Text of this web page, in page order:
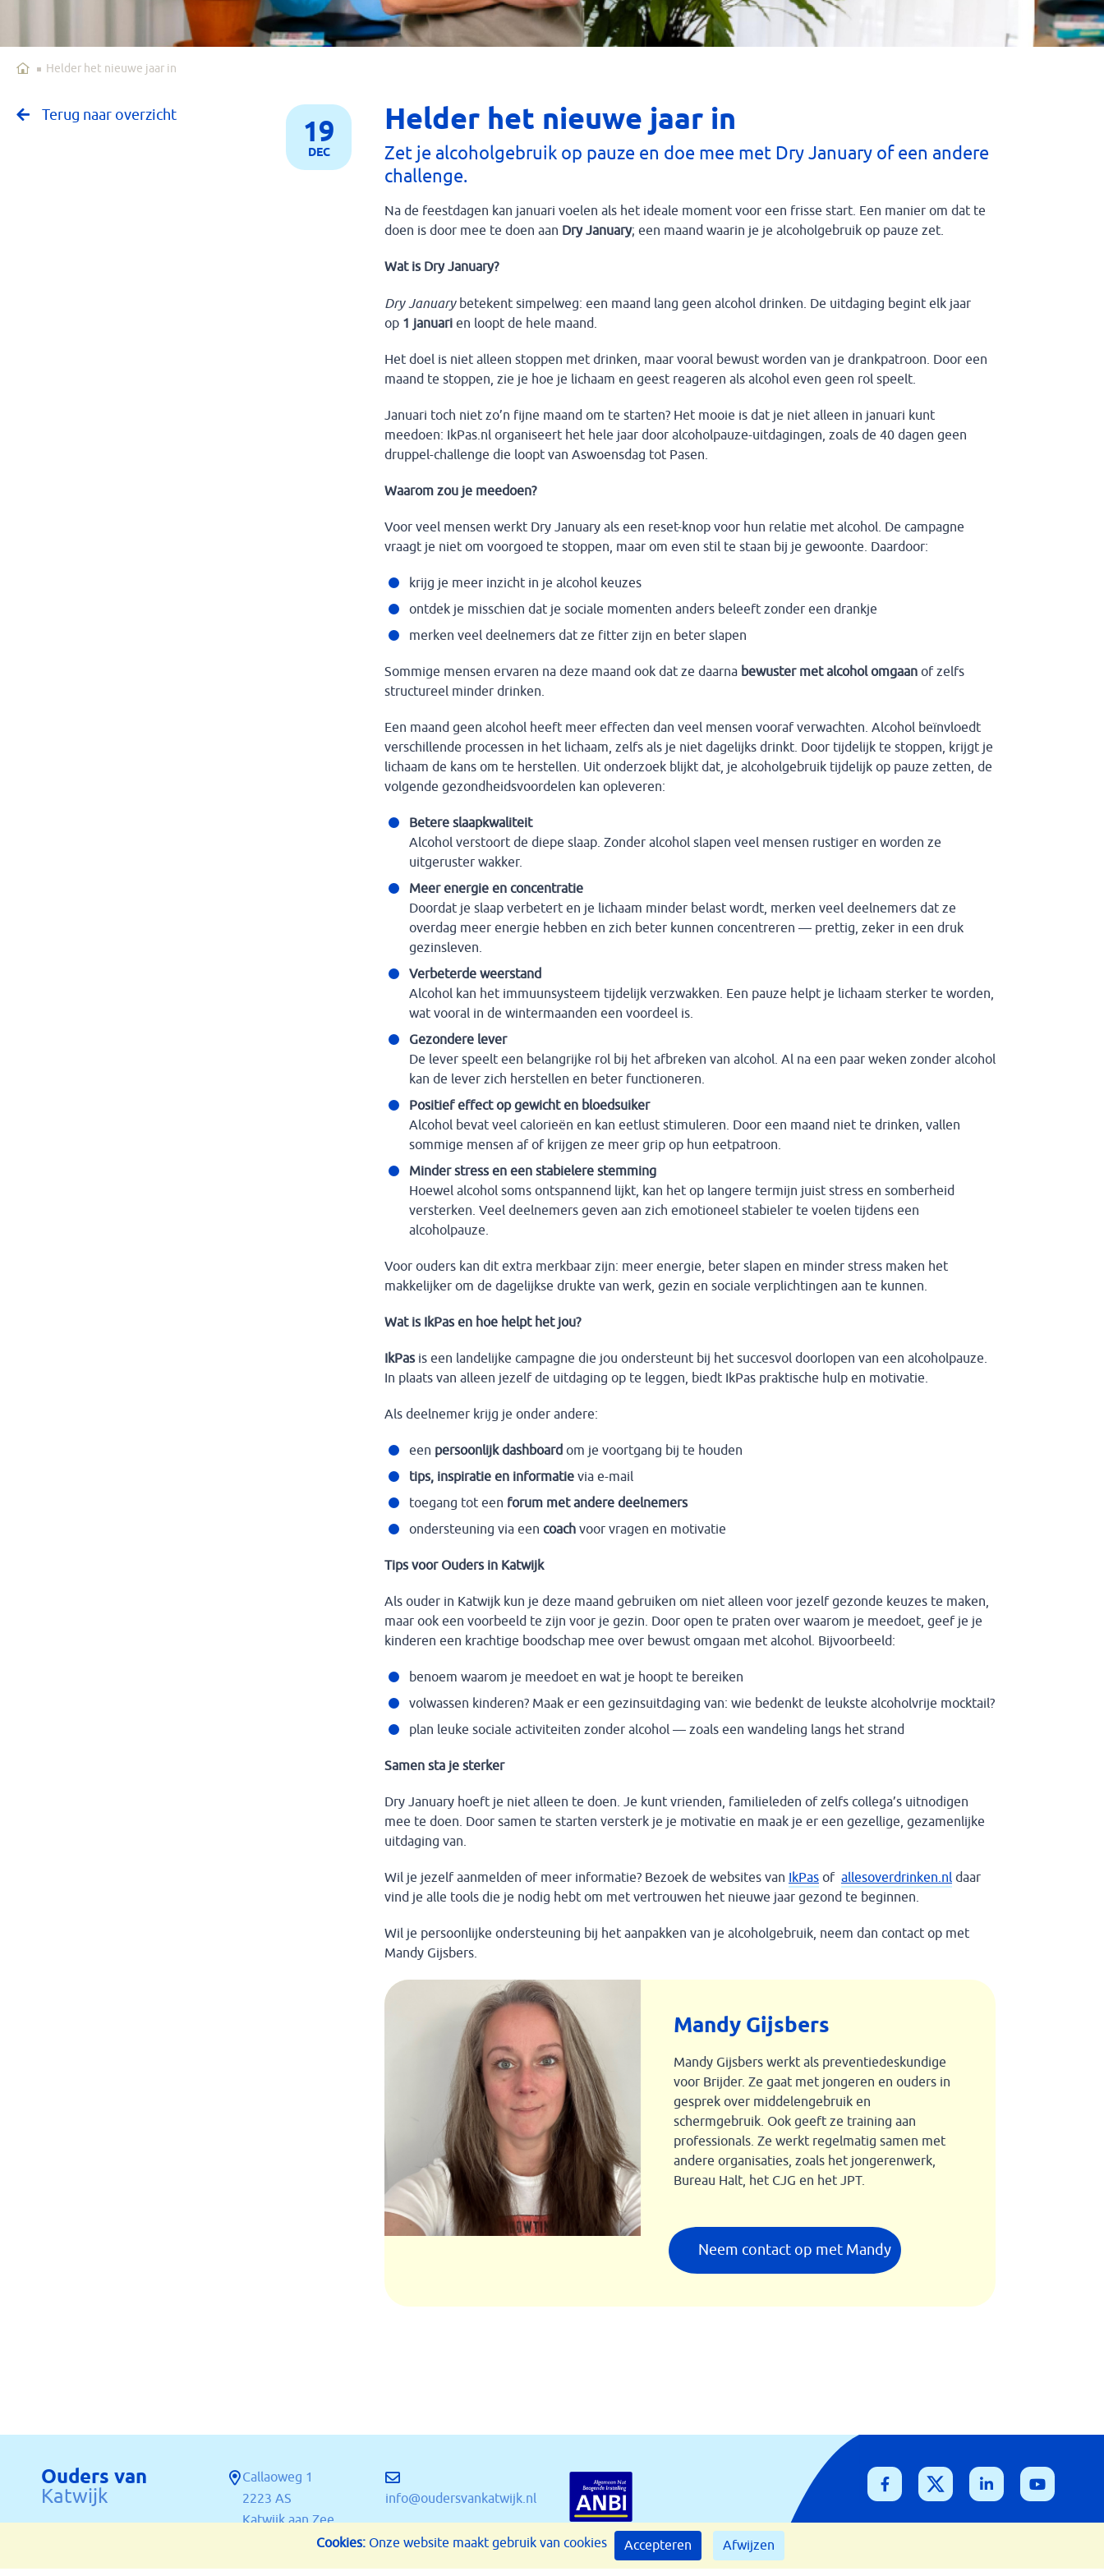
HomeHelder het nieuwe jaar in
Helder het nieuwe jaar in
Zet je alcoholgebruik op pauze en doe mee met Dry January of een andere
challenge.
19
DEC
Na de feestdagen kan januari voelen als het ideale moment voor een frisse start. Een manier om dat te
doen is door mee te doen aan Dry January; een maand waarin je je alcoholgebruik op pauze zet.
Wat is Dry January?
Dry Januarybetekent simpelweg: een maand lang geen alcohol drinken. De uitdaging begint elk jaar
op 1 januari en loopt de hele maand.
Het doel is niet alleen stoppen met drinken, maar vooral bewust worden van je drankpatroon. Door een
maand te stoppen, zie je hoe je lichaam en geest reageren als alcohol even geen rol speelt.
Januari toch niet zo’n fijne maand om te starten? Het mooie is dat je niet alleen in januari kunt
meedoen: IkPas.nl organiseert het hele jaar door alcoholpauze-uitdagingen, zoals de 40 dagen geen
druppel-challenge die loopt van Aswoensdag tot Pasen.
Waarom zou je meedoen?
Voor veel mensen werkt Dry January als een reset-knop voor hun relatie met alcohol. De campagne
vraagt je niet om voorgoed te stoppen, maar om even stil te staan bij je gewoonte. Daardoor:
krijg je meer inzicht in je alcohol keuzes
ontdek je misschien dat je sociale momenten anders beleeft zonder een drankje
merken veel deelnemers dat ze fitter zijn en beter slapen
Sommige mensen ervaren na deze maand ook dat ze daarna bewuster met alcohol omgaan of zelfs
structureel minder drinken.
Een maand geen alcohol heeft meer effecten dan veel mensen vooraf verwachten. Alcohol beïnvloedt
verschillende processen in het lichaam, zelfs als je niet dagelijks drinkt. Door tijdelijk te stoppen, krijgt je
lichaam de kans om te herstellen. Uit onderzoek blijkt dat, je alcoholgebruik tijdelijk op pauze zetten, de
volgende gezondheidsvoordelen kan opleveren:
Betere slaapkwaliteit
Alcohol verstoort de diepe slaap. Zonder alcohol slapen veel mensen rustiger en worden ze
uitgeruster wakker.
Meer energie en concentratie
Doordat je slaap verbetert en je lichaam minder belast wordt, merken veel deelnemers dat ze
overdag meer energie hebben en zich beter kunnen concentreren — prettig, zeker in een druk
gezinsleven.
Verbeterde weerstand
Alcohol kan het immuunsysteem tijdelijk verzwakken. Een pauze helpt je lichaam sterker te worden,
wat vooral in de wintermaanden een voordeel is.
Gezondere lever
De lever speelt een belangrijke rol bij het afbreken van alcohol. Al na een paar weken zonder alcohol
kan de lever zich herstellen en beter functioneren.
Positief effect op gewicht en bloedsuiker
Alcohol bevat veel calorieën en kan eetlust stimuleren. Door een maand niet te drinken, vallen
sommige mensen af of krijgen ze meer grip op hun eetpatroon.
Minder stress en een stabielere stemming
Hoewel alcohol soms ontspannend lijkt, kan het op langere termijn juist stress en somberheid
versterken. Veel deelnemers geven aan zich emotioneel stabieler te voelen tijdens een
alcoholpauze.
Voor ouders kan dit extra merkbaar zijn: meer energie, beter slapen en minder stress maken het
makkelijker om de dagelijkse drukte van werk, gezin en sociale verplichtingen aan te kunnen.
Wat is IkPas en hoe helpt het jou?
IkPasis een landelijke campagne die jou ondersteunt bij het succesvol doorlopen van een alcoholpauze.
In plaats van alleen jezelf de uitdaging op te leggen, biedt IkPas praktische hulp en motivatie.
Als deelnemer krijg je onder andere:
een persoonlijk dashboard om je voortgang bij te houden
tips, inspiratie en informatie via e-mail
toegang tot een forum met andere deelnemers
ondersteuning via een coach voor vragen en motivatie
Tips voor Ouders in Katwijk
Als ouder in Katwijk kun je deze maand gebruiken om niet alleen voor jezelf gezonde keuzes te maken,
maar ook een voorbeeld te zijn voor je gezin. Door open te praten over waarom je meedoet, geef je je
kinderen een krachtige boodschap mee over bewust omgaan met alcohol. Bijvoorbeeld:
benoem waarom je meedoet en wat je hoopt te bereiken
volwassen kinderen? Maak er een gezinsuitdaging van: wie bedenkt de leukste alcoholvrije mocktail?
plan leuke sociale activiteiten zonder alcohol — zoals een wandeling langs het strand
Samen sta je sterker
Dry January hoeft je niet alleen te doen. Je kunt vrienden, familieleden of zelfs collega’s uitnodigen
mee te doen. Door samen te starten versterk je je motivatie en maak je er een gezellige, gezamenlijke
uitdaging van.
Wil je jezelf aanmelden of meer informatie? Bezoek de websites van IkPas of allesoverdrinken.nl daar
vind je alle tools die je nodig hebt om met vertrouwen het nieuwe jaar gezond te beginnen.
Wil je persoonlijke ondersteuning bij het aanpakken van je alcoholgebruik, neem dan contact op met
Mandy Gijsbers.
Mandy Gijsbers
Mandy Gijsbers werkt als preventiedeskundige
voor Brijder. Ze gaat met jongeren en ouders in
gesprek over middelengebruik en
schermgebruik. Ook geeft ze training aan
professionals. Ze werkt regelmatig samen met
andere organisaties, zoals het jongerenwerk,
Bureau Halt, het CJG en het JPT.
Neem contact op met Mandy
Terug naar overzicht
Cookies:Onze website maakt gebruik van cookies Accepteren Afwijzen
Ouders van
Katwijk
Callaoweg 1
2223 AS
Katwijk aan Zee
info@oudersvankatwijk.nl